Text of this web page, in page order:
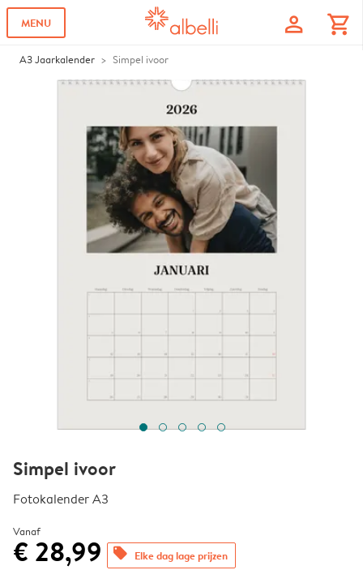
MENU profile shopping_cart
A3 Jaarkalender Simpel ivoor
Simpel ivoor
Fotokalender A3
Vanaf
€ 28,99 offers Elke dag lage prijzen